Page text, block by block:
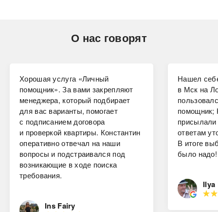
О нас говорят
Хорошая услуга «Личный
помощник». За вами закрепляют
менеджера, который подбирает
для вас варианты, помогает
с подписанием договора
и проверкой квартиры. Константин
оперативно отвечал на наши
вопросы и подстраивался под
возникающие в ходе поиска
требования.
Ins Fairy
Нашел
в Мск на
помощник;
ответам
В итоге
было надо!
Ilya